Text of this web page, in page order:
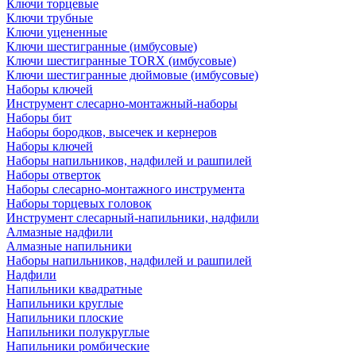
Ключи торцевые
Ключи трубные
Ключи уцененные
Ключи шестигранные (имбусовые)
Ключи шестигранные TORX (имбусовые)
Ключи шестигранные дюймовые (имбусовые)
Наборы ключей
Инструмент слесарно-монтажный-наборы
Наборы бит
Наборы бородков, высечек и кернеров
Наборы ключей
Наборы напильников, надфилей и рашпилей
Наборы отверток
Наборы слесарно-монтажного инструмента
Наборы торцевых головок
Инструмент слесарный-напильники, надфили
Алмазные надфили
Алмазные напильники
Наборы напильников, надфилей и рашпилей
Надфили
Напильники квадратные
Напильники круглые
Напильники плоские
Напильники полукруглые
Напильники ромбические